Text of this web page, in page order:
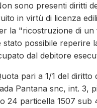
sono presenti diritti
in virtù di licenza
la "ricostruzione di
stato possibile reperire
dal debitore
pari a 1/1 del
Pantana snc, int. 3,
24 particella 1507 sub